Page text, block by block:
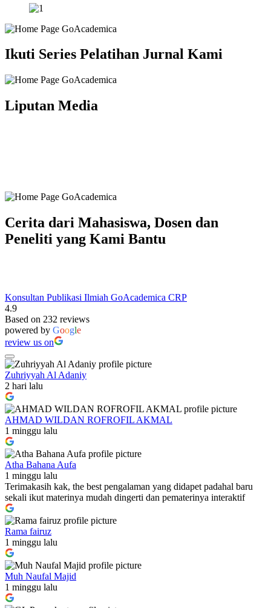
Ikuti Series Pelatihan Jurnal Kami
Liputan Media
Cerita dari Mahasiswa, Dosen dan
Peneliti yang Kami Bantu
Konsultan Publikasi Ilmiah GoAcademica CRP
4.9
Based on 232 reviews
powered by Google
review us on
Zuhriyyah Al Adaniy
2 hari lalu
AHMAD WILDAN ROFROFIL AKMAL
1 minggu lalu
Atha Bahana Aufa
1 minggu lalu
Terimakasih kak, the best pengalaman yang didapet padahal baru
sekali ikut materinya mudah dingerti dan pematerinya interaktif
Rama fairuz
1 minggu lalu
Muh Naufal Majid
1 minggu lalu